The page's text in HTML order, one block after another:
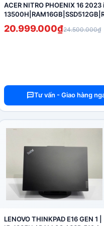
ACER NITRO PHOENIX 16 2023
16'' FHD 165HZ ( LIKE NEW)
20.999.000₫24.500.000₫
Tư vấn - Giao hàng
LENOVO THINKPAD E16 GEN 1 |